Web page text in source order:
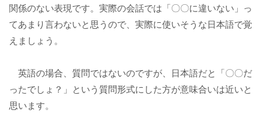
関係のない表現です。実際の会話では「〇〇に違いない」っ
てあまり言わないと思うので、実際に使いそうな日本語で覚
えましょう。
英語の場合、質問ではないのですが、日本語だと「〇〇だ
ったでしょ？」という質問形式にした方が意味合いは近いと
思います。